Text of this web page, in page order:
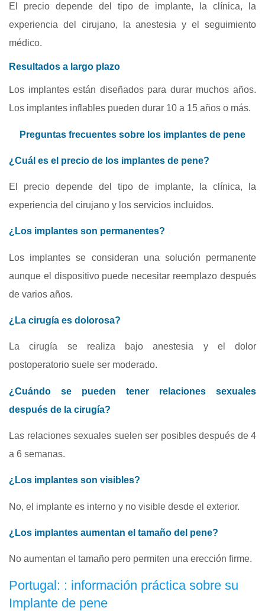
El precio depende del tipo de implante, la clínica, la
experiencia del cirujano, la anestesia y el seguimiento
médico.
Resultados a largo plazo
Los implantes están diseñados para durar muchos años.
Los implantes inflables pueden durar 10 a 15 años o más.
Preguntas frecuentes sobre los implantes de pene
¿Cuál es el precio de los implantes de pene?
El precio depende del tipo de implante, la clínica, la
experiencia del cirujano y los servicios incluidos.
¿Los implantes son permanentes?
Los implantes se consideran una solución permanente
aunque el dispositivo puede necesitar reemplazo después
de varios años.
¿La cirugía es dolorosa?
La cirugía se realiza bajo anestesia y el dolor
postoperatorio suele ser moderado.
¿Cuándo se pueden tener relaciones sexuales
después de la cirugía?
Las relaciones sexuales suelen ser posibles después de 4
a 6 semanas.
¿Los implantes son visibles?
No, el implante es interno y no visible desde el exterior.
¿Los implantes aumentan el tamaño del pene?
No aumentan el tamaño pero permiten una erección firme.
Portugal: : información práctica sobre su
Implante de pene